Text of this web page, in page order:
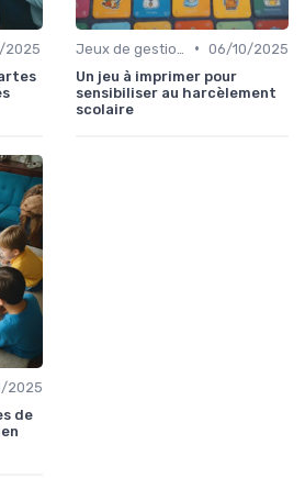
2025
• 06/10/2025
Un jeu à imprimer pour
sensibiliser au harcèlement
scolaire
2025
de